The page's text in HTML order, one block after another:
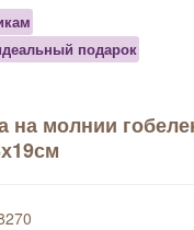
подарок
на молнии